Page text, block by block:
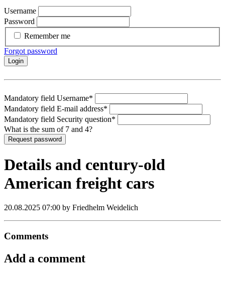
Username
Password
Remember me
Forgot password
Login
Mandatory field Username*
Mandatory field E-mail address*
Mandatory field Security question*
What is the sum of 7 and 4?
Request password
Details and century-old
American freight cars
20.08.2025 07:00 by Friedhelm Weidelich
Comments
Add a comment